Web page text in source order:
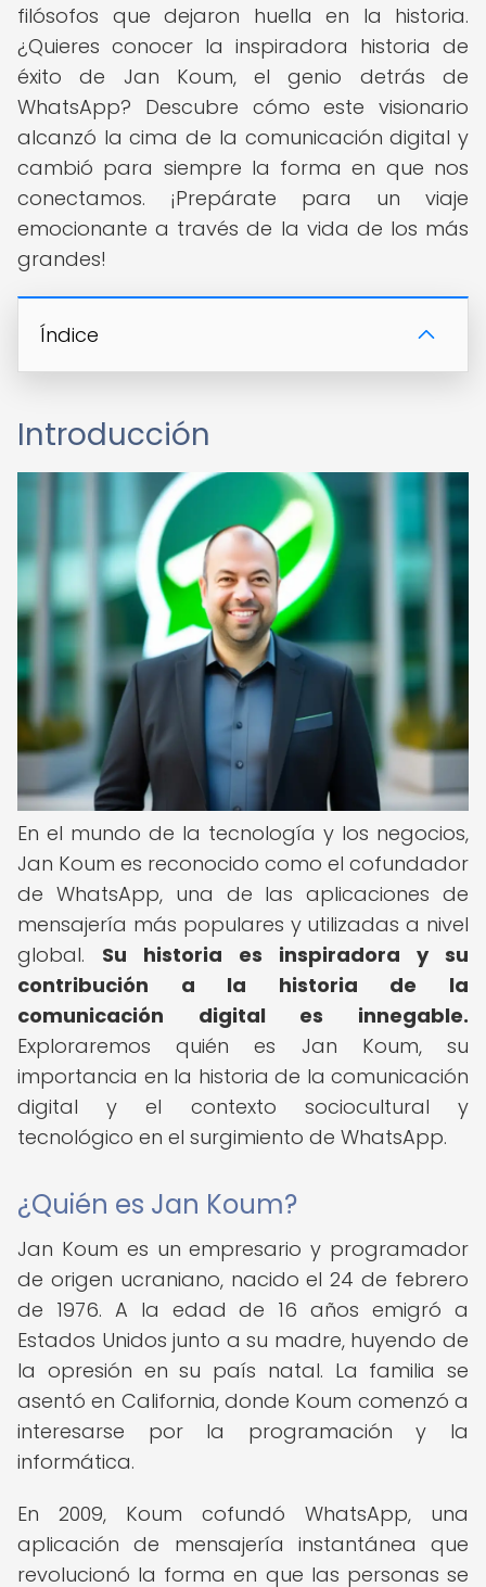
filósofos que dejaron huella en la historia.
¿Quieres conocer la inspiradora historia de
éxito de Jan Koum, el genio detrás de
WhatsApp? Descubre cómo este visionario
alcanzó la cima de la comunicación digital y
cambió para siempre la forma en que nos
conectamos. ¡Prepárate para un viaje
emocionante a través de la vida de los más
grandes!
Índice
Introducción
En el mundo de la tecnología y los negocios,
Jan Koum es reconocido como el cofundador
de WhatsApp, una de las aplicaciones de
mensajería más populares y utilizadas a nivel
global. Su historia es inspiradora y su
contribución a la historia de la
comunicación digital es innegable.
Exploraremos quién es Jan Koum, su
importancia en la historia de la comunicación
digital y el contexto sociocultural y
tecnológico en el surgimiento de WhatsApp.
¿Quién es Jan Koum?
Jan Koum es un empresario y programador
de origen ucraniano, nacido el 24 de febrero
de 1976. A la edad de 16 años emigró a
Estados Unidos junto a su madre, huyendo de
la opresión en su país natal. La familia se
asentó en California, donde Koum comenzó a
interesarse por la programación y la
informática.
En 2009, Koum cofundó WhatsApp, una
aplicación de mensajería instantánea que
revolucionó la forma en que las personas se